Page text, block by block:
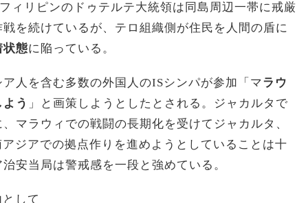
ィリピンのドゥテルテ大統領は同島周辺一帯に戒厳
を続けているが、テロ組織側が住民を人間の盾に
状態に陥っている。
人を含む多数の外国人のISシンパが参加「マラウ
う 」と画策しようとしたとされる。ジャカルタで
マラウィでの戦闘の長期化を受けてジャカルタ、
ジアでの拠点作りを進めようとしていることは十
安当局は警戒感を一段と強めている。
して